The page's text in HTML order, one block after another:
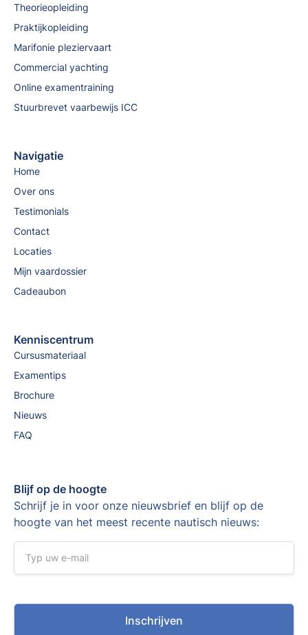
Theorieopleiding
Praktijkopleiding
Marifonie pleziervaart
Commercial yachting
Online examentraining
Stuurbrevet vaarbewijs ICC
Navigatie
Home
Over ons
Testimonials
Contact
Locaties
Mijn vaardossier
Cadeaubon
Kenniscentrum
Cursusmateriaal
Examentips
Brochure
Nieuws
FAQ
Blijf op de hoogte
Schrijf je in voor onze nieuwsbrief en blijf op de
hoogte van het meest recente nautisch nieuws: